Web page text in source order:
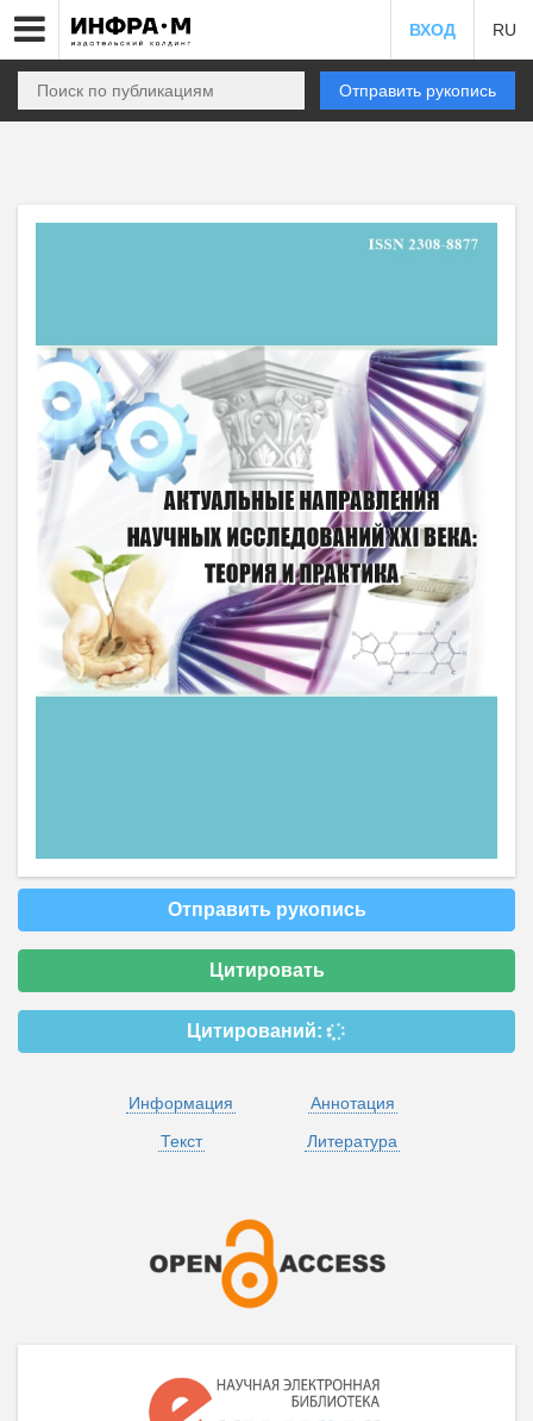
ВХОД RU
Отправить рукопись
Отправить рукопись
Цитировать
Цитирований:
Информация
Аннотация
Текст
Литература